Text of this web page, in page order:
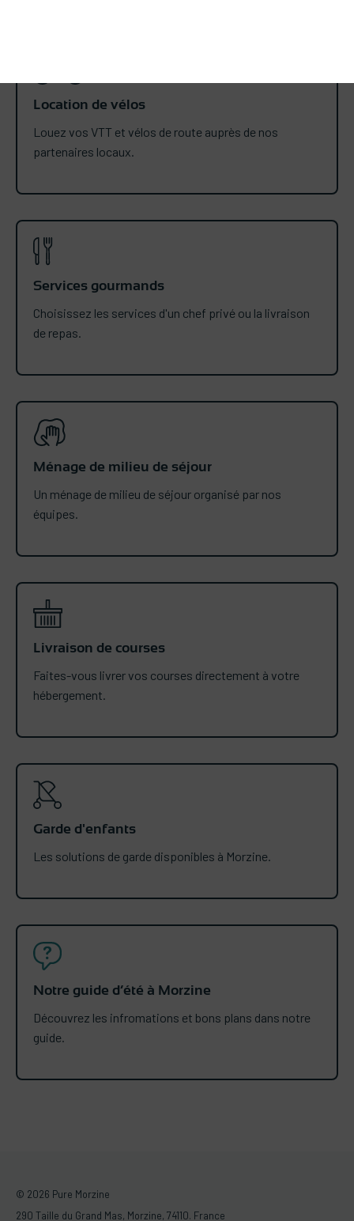
Location de vélos
Louez vos VTT et vélos de route auprès de nos
partenaires locaux.
Services gourmands
Choisissez les services d'un chef privé ou la livraison
de repas.
Ménage de milieu de séjour
Un ménage de milieu de séjour organisé par nos
équipes.
Livraison de courses
Faites-vous livrer vos courses directement à votre
hébergement.
Garde d'enfants
Les solutions de garde disponibles à Morzine.
Notre guide d’été à Morzine
Découvrez les infromations et bons plans dans notre
guide.
© 2026 Pure Morzine
290 Taille du Grand Mas, Morzine, 74110. France